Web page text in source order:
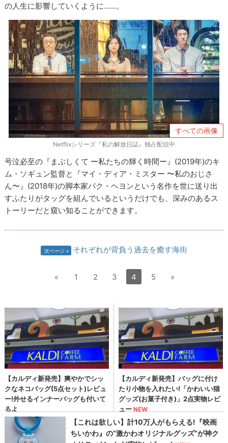
の人生に影響していくように……。
すべての画像
Netflixシリーズ『私の解放日誌』独占配信中
号泣必至の『まぶしくて ー私たちの輝く時間ー』(2019年)のキ
ム・ソギュン監督と『マイ・ディア・ミスター 〜私のおじさ
ん〜』(2018年)の脚本家パク・ヘヨンという名作を世に送り出
すふたりがタッグを組んでいるというだけでも、深みのあるス
トーリーだと窺い知ることができます。
次ページ それぞれが背負う過去を癒す海街
« 1 2 3 4 5 »